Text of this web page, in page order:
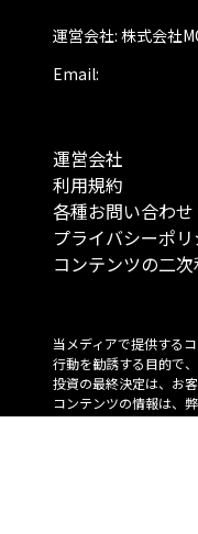
運営会社: 株式会社
Email:
運営会社
利用規約
各種お問い合わせ
プライバシーポリ
コンテンツの二
当メディアで提供する
行動を勧誘する目的で
投資の最終決定は、お
コンテンツの情報は、
が、その情報源の確実